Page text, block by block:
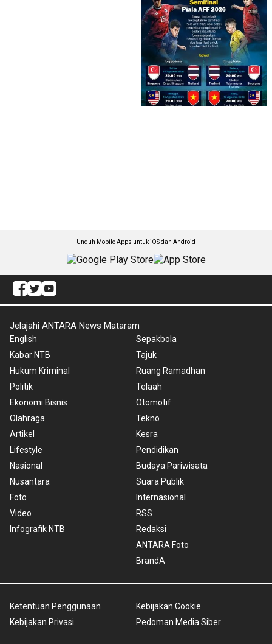
Unduh Mobile Apps untuk iOS dan Android
Jelajahi ANTARA News Mataram
English
Kabar NTB
Hukum Kriminal
Politik
Ekonomi Bisnis
Olahraga
Artikel
Lifestyle
Nasional
Nusantara
Foto
Video
Infografik NTB
Sepakbola
Tajuk
Ruang Ramadhan
Telaah
Otomotif
Tekno
Kesra
Pendidikan
Budaya Pariwisata
Suara Publik
Internasional
RSS
Redaksi
ANTARA Foto
BrandA
Ketentuan Penggunaan
Kebijakan Privasi
Kebijakan Cookie
Pedoman Media Siber